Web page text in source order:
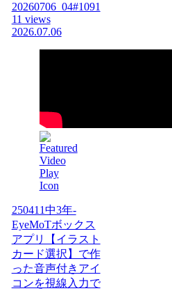
20260706_04#1091
11 views
2026.07.06
250411中3年-
EyeMoTボックス
アプリ【イラスト
カード選択】で作
った音声付きアイ
コンを視線入力で